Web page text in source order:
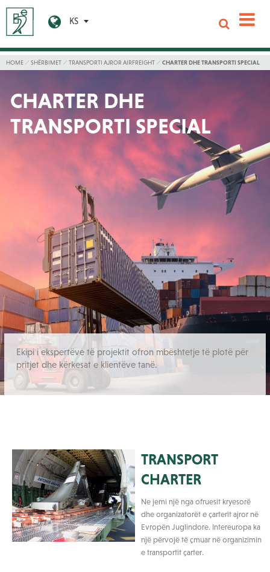
KS
HOME SHËRBIMET TRANSPORTI AJROR AIRFREIGHT CHARTER DHE TRANSPORTI SPECIAL
CHARTER DHE
TRANSPORTI SPECIAL
Ekipi i ekspertëve të projektit ofron mbështetje të plotë për
pritjet dhe kërkesat e klientëve tanë.
TRANSPORT
CHARTER
Ne jemi një nga ofruesit kryesorë
dhe organizatorët e çarterit ajror në
Evropën Juglindore. Intereuropa ka
një përvojë të çmuar në organizimin
e transportit çarter.